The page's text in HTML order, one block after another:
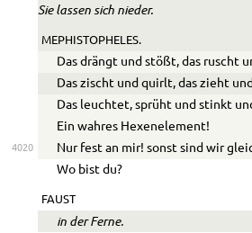
Sie lassen sich nieder.
MEPHISTOPHELES.
Das drängt und stößt, das ruscht
Das zischt und quirlt, das zieht
Das leuchtet, sprüht und stinkt
Ein wahres Hexenelement!
4020
Nur fest an mir! sonst sind wir
Wo bist du?
FAUST
in der Ferne.